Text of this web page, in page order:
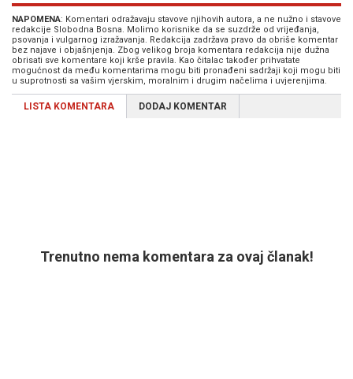
NAPOMENA: Komentari odražavaju stavove njihovih autora, a ne nužno i stavove
redakcije Slobodna Bosna. Molimo korisnike da se suzdrže od vrijeđanja,
psovanja i vulgarnog izražavanja. Redakcija zadržava pravo da obriše komentar
bez najave i objašnjenja. Zbog velikog broja komentara redakcija nije dužna
obrisati sve komentare koji krše pravila. Kao čitalac također prihvatate
mogućnost da među komentarima mogu biti pronađeni sadržaji koji mogu biti
u suprotnosti sa vašim vjerskim, moralnim i drugim načelima i uvjerenjima.
LISTA KOMENTARA DODAJ KOMENTAR
Trenutno nema komentara za ovaj članak!